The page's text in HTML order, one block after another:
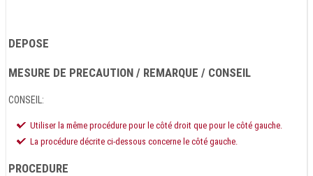
DEPOSE
MESURE DE PRECAUTION / REMARQUE / CONSEIL
CONSEIL:
Utiliser la même procédure pour le côté droit que pour le côté gauche.
La procédure décrite ci-dessous concerne le côté gauche.
PROCEDURE